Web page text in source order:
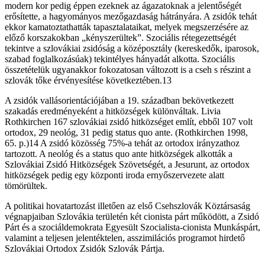
modern kor pedig éppen ezeknek az ágazatoknak a jelentőségét
erősítette, a hagyományos mezőgazdaság hátrányára. A zsidók tehát
ekkor kamatoztathatták tapasztalataikat, melyek megszerzésére az
előző korszakokban „kényszerültek”. Szociális rétegezettségét
tekintve a szlovákiai zsidóság a középosztály (kereskedők, iparosok,
szabad foglalkozásúak) tekintélyes hányadát alkotta. Szociális
összetételük ugyanakkor fokozatosan változott is a cseh s részint a
szlovák tőke érvényesítése következtében.13
A zsidók vallásorientációjában a 19. században bekövetkezett
szakadás eredményeként a hitközségek különváltak. Livia
Rothkirchen 167 szlovákiai zsidó hitközséget említ, ebből 107 volt
ortodox, 29 neológ, 31 pedig status quo ante. (Rothkirchen 1998,
65. p.)14 A zsidó közösség 75%-a tehát az ortodox irányzathoz
tartozott. A neológ és a status quo ante hitközségek alkották a
Szlovákiai Zsidó Hitközségek Szövetségét, a Jesurunt, az ortodox
hitközségek pedig egy központi iroda ernyőszervezete alatt
tömörültek.
A politikai hovatartozást illetően az első Csehszlovák Köztársaság
végnapjaiban Szlovákia területén két cionista párt működött, a Zsidó
Párt és a szociáldemokrata Egyesült Szocialista-cionista Munkáspárt,
valamint a teljesen jelentéktelen, asszimilációs programot hirdető
Szlovákiai Ortodox Zsidók Szlovák Pártja.